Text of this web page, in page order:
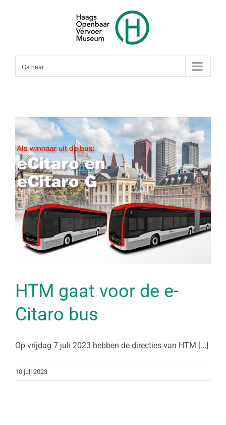
Ga naar...
HTM gaat voor de e-
Citaro bus
Op vrijdag 7 juli 2023 hebben de directies van HTM [...]
10 juli 2023